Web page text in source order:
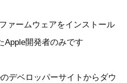
ァームウェアをインストール
Apple開発者のみです
デベロッパーサイトからダウ